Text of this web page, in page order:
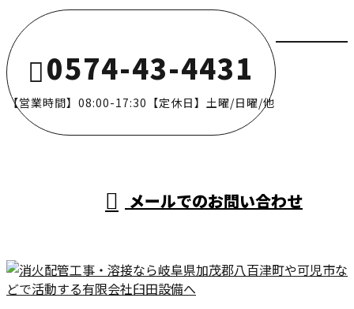
0574-43-4431
【営業時間】08:00-17:30【定休日】土曜/日曜/他
メールでのお問い合わせ